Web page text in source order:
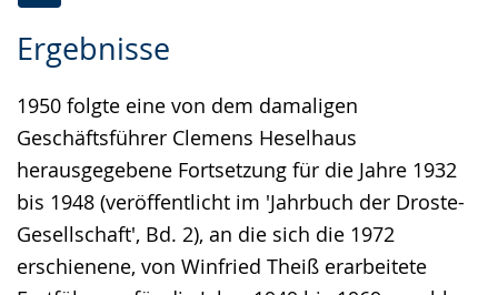
Ergebnisse
1950 folgte eine von dem damaligen
Geschäftsführer Clemens Heselhaus
herausgegebene Fortsetzung für die Jahre 1932
bis 1948 (veröffentlicht im 'Jahrbuch der Droste-
Gesellschaft', Bd. 2), an die sich die 1972
erschienene, von Winfried Theiß erarbeitete
Leichten
wechseln.
Audio-
Video
Deutscher
Gebärdensprache
wird
angezeigt.